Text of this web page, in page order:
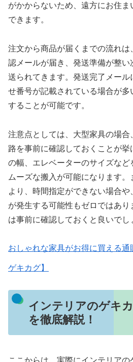
がかからないため、遠方にお住
できます。
注文から商品が届くまでの流れ
認メールが届き、発送準備が整
送られてきます。発送完了メー
せ番号が記載されている場合が
することが可能です。
注意点としては、大型家具の場
路を事前に確認しておくことが
の幅、エレベーターのサイズなど
ムーズな搬入が可能になります
より、時間指定ができない場合
が発生する可能性もゼロではあ
は事前に確認しておくと良いでし
おしゃれな家具がお得に買える
ゲキカグ】
インテリアのゲキ
を徹底解説！
ここからは、実際にインテリア